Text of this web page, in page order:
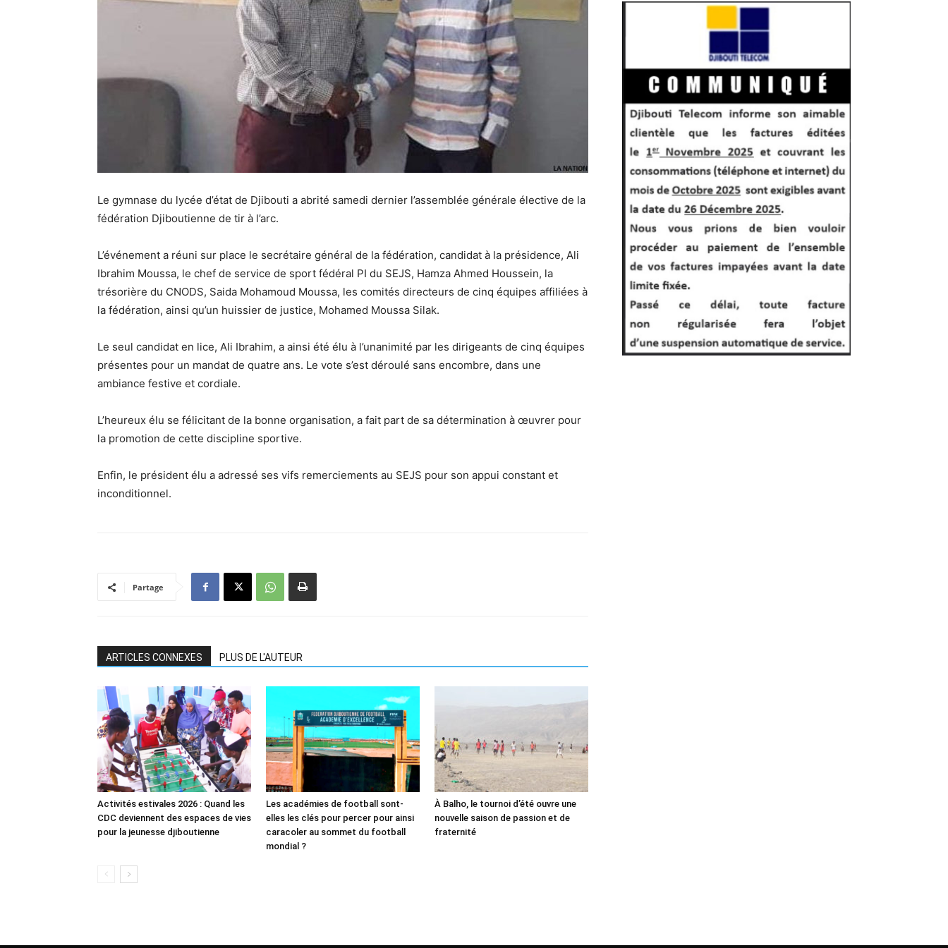
Le gymnase du lycée d’état de Djibouti a abrité samedi dernier l’assemblée générale élective de la
fédération Djiboutienne de tir à l’arc.
L’événement a réuni sur place le secrétaire général de la fédération, candidat à la présidence, Ali
Ibrahim Moussa, le chef de service de sport fédéral PI du SEJS, Hamza Ahmed Houssein, la
trésorière du CNODS, Saida Mohamoud Moussa, les comités directeurs de cinq équipes affiliées à
la fédération, ainsi qu’un huissier de justice, Mohamed Moussa Silak.
Le seul candidat en lice, Ali Ibrahim, a ainsi été élu à l’unanimité par les dirigeants de cinq équipes
présentes pour un mandat de quatre ans. Le vote s’est déroulé sans encombre, dans une
ambiance festive et cordiale.
L’heureux élu se félicitant de la bonne organisation, a fait part de sa détermination à œuvrer pour
la promotion de cette discipline sportive.
Enfin, le président élu a adressé ses vifs remerciements au SEJS pour son appui constant et
inconditionnel.
Partage
ARTICLES CONNEXES PLUS DE L'AUTEUR
Activités estivales 2026 : Quand les
CDC deviennent des espaces de vies
pour la jeunesse djiboutienne
Les académies de football sont-
elles les clés pour percer pour ainsi
caracoler au sommet du football
mondial ?
À Balho, le tournoi d’été ouvre une
nouvelle saison de passion et de
fraternité